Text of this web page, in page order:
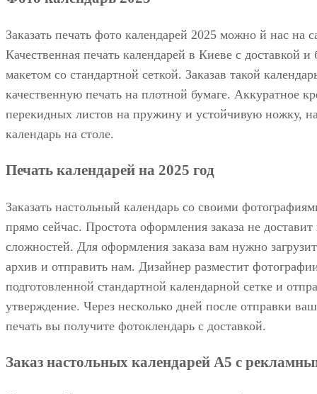
Заказать печать фото календарей 2025 можно й нас на
Качественная печать календарей в Киеве с доставкой
макетом со стандартной сеткой. Заказав такой
качественную печать на плотной бумаге. Аккуратное
перекидных листов на пружину и устойчивую ножку,
календарь на столе.
Печать календарей на 2025 год
Заказать настольный календарь со своими
прямо сейчас. Простота оформления заказа не
сложностей. Для оформления заказа вам нужно
архив и отправить нам. Дизайнер разместит
подготовленной стандартной календарной сетке и
утверждение. Через несколько дней после отправки
печать вы получите фотоклендарь с доставкой.
Заказ настольных календарей А5 с